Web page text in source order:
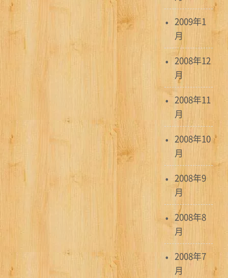
2009年1
月
2008年12
月
2008年11
月
2008年10
月
2008年9
月
2008年8
月
2008年7
月